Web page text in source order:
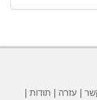
| עזרה | תודות |